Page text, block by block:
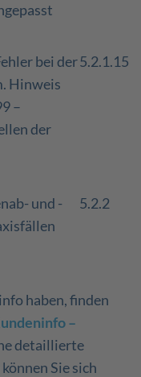
bei der
Hinweis
–
der
5.2.1.15
und -
5.2.2
haben, finden
–
detaillierte
Sie sich